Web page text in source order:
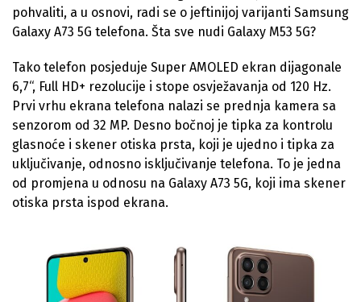
pohvaliti, a u osnovi, radi se o jeftinijoj varijanti Samsung
Galaxy A73 5G telefona. Šta sve nudi Galaxy M53 5G?
Tako telefon posjeduje Super AMOLED ekran dijagonale
6,7“, Full HD+ rezolucije i stope osvježavanja od 120 Hz.
Prvi vrhu ekrana telefona nalazi se prednja kamera sa
senzorom od 32 MP. Desno bočnoj je tipka za kontrolu
glasnoće i skener otiska prsta, koji je ujedno i tipka za
uključivanje, odnosno isključivanje telefona. To je jedna
od promjena u odnosu na Galaxy A73 5G, koji ima skener
otiska prsta ispod ekrana.